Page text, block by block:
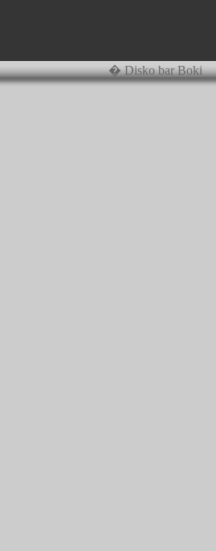
� Disko bar Boki